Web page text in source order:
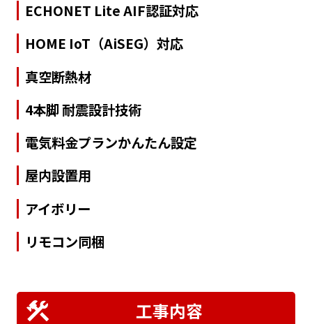
ECHONET Lite AIF認証対応
HOME IoT（AiSEG）対応
真空断熱材
4本脚 耐震設計技術
電気料金プランかんたん設定
屋内設置用
アイボリー
リモコン同梱
工事内容